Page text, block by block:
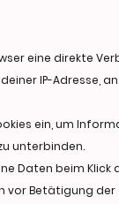
eine direkte
IP-Adresse,
ein, um
unterbinden.
Daten beim Klick
vor Betätigung der